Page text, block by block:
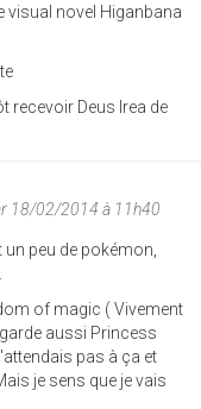
visual novel Higanbana
recevoir Deus Irea de
18/02/2014 à 11h40
un peu de pokémon,
of magic ( Vivement
aussi Princess
pas à ça et
je sens que je vais